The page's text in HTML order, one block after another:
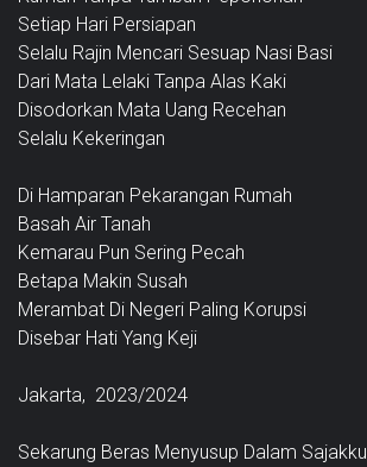
Setiap Hari Persiapan
Selalu Rajin Mencari Sesuap Nasi Basi
Dari Mata Lelaki Tanpa Alas Kaki
Disodorkan Mata Uang Recehan
Selalu Kekeringan
Di Hamparan Pekarangan Rumah
Basah Air Tanah
Kemarau Pun Sering Pecah
Betapa Makin Susah
Merambat Di Negeri Paling Korupsi
Disebar Hati Yang Keji
Jakarta, 2023/2024
Sekarung Beras Menyusup Dalam Sajakku